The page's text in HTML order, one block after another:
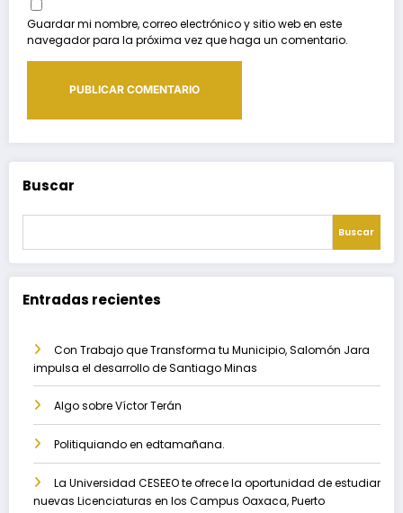
Guardar mi nombre, correo electrónico y sitio web en este
navegador para la próxima vez que haga un comentario.
Buscar
Buscar
Entradas recientes
Con Trabajo que Transforma tu Municipio, Salomón Jara
impulsa el desarrollo de Santiago Minas
Algo sobre Víctor Terán
Politiquiando en edtamañana.
La Universidad CESEEO te ofrece la oportunidad de estudiar
nuevas Licenciaturas en los Campus Oaxaca, Puerto